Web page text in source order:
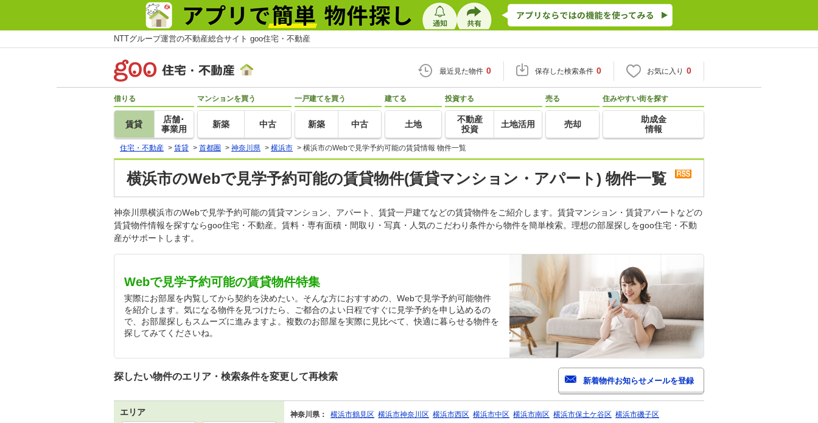
NTTグループ運営の不動産総合サイト goo住宅・不動産
最近見た物件 0 保存した検索条件 0 お気に入り 0
借りる
賃貸
店舗･
事業用
マンションを買う
新築 中古
一戸建てを買う
新築 中古
建てる
土地
投資する
不動産
投資
土地活用
売る
売却
住みやすい街を探す
助成金
情報
住宅・不動産 > 賃貸 > 首都圏 > 神奈川県 > 横浜市 > 横浜市のWebで見学予約可能の賃貸情報 物件一覧
横浜市のWebで見学予約可能の賃貸物件(賃貸マンション・アパート) 物件一覧
神奈川県横浜市のWebで見学予約可能の賃貸マンション、アパート、賃貸一戸建てなどの賃貸物件をご紹介します。賃貸マンション・賃貸アパートなどの
賃貸物件情報を探すならgoo住宅・不動産。賃料・専有面積・間取り・写真・人気のこだわり条件から物件を簡単検索。理想の部屋探しをgoo住宅・不動
産がサポートします。
Webで見学予約可能の賃貸物件特集
実際にお部屋を内覧してから契約を決めたい。そんな方におすすめの、Webで見学予約可能物件
を紹介します。気になる物件を見つけたら、ご都合のよい日程ですぐに見学予約を申し込めるの
で、お部屋探しもスムーズに進みますよ。複数のお部屋を実際に見比べて、快適に暮らせる物件を
探してみてくださいね。
探したい物件のエリア・検索条件を変更して再検索
エリア 神奈川県： 横浜市鶴見区 横浜市神奈川区 横浜市西区 横浜市中区 横浜市南区 横浜市保土ケ谷区 横浜市磯子区